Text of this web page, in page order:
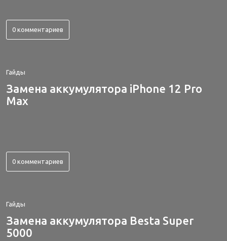
0 комментариев
Гайды
Замена аккумулятора iPhone 12 Pro
Max
0 комментариев
Гайды
Замена аккумулятора Besta Super
5000